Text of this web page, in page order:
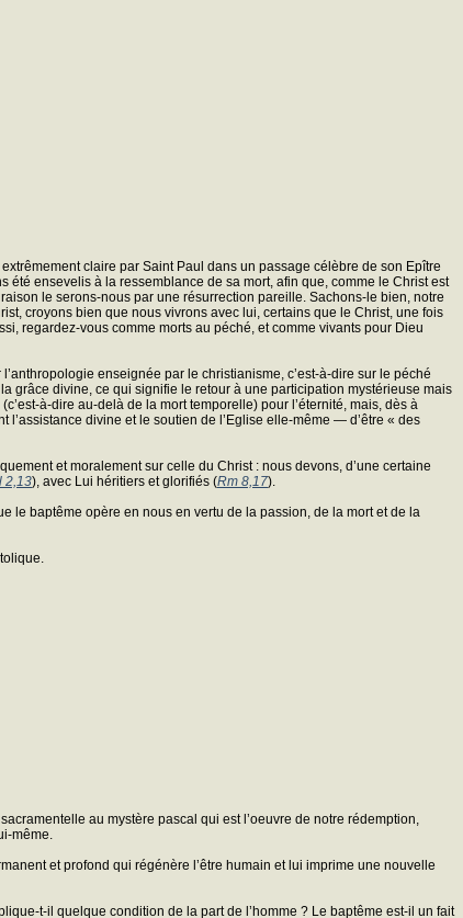
claire par Saint Paul dans un passage célèbre de son Epître
ensevelis à la ressemblance de sa mort, afin que, comme le Christ est
le serons-nous par une résurrection pareille. Sachons-le bien, notre
croyons bien que nous vivrons avec lui, certains que le Christ, une fois
regardez-vous comme morts au péché, et comme vivants pour Dieu
enseignée par le christianisme, c’est-à-dire sur le péché
grâce divine, ce qui signifie le retour à une participation mystérieuse mais
à-dire au-delà de la mort temporelle) pour l’éternité, mais, dès à
divine et le soutien de l’Eglise elle-même — d’être « des
et moralement sur celle du Christ : nous devons, d’une certaine
2,13), avec Lui héritiers et glorifiés (Rm 8,17).
le baptême opère en nous en vertu de la passion, de la mort et de la
au mystère pascal qui est l’oeuvre de notre rédemption,
même.
et profond qui régénère l’être humain et lui imprime une nouvelle
t-il quelque condition de la part de l’homme ? Le baptême est-il un fait